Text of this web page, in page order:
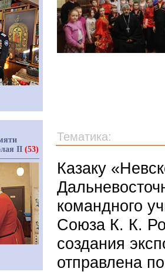
Тематика:
Казаку
командного
Союза К. К.
создания
отправлена
II (53)